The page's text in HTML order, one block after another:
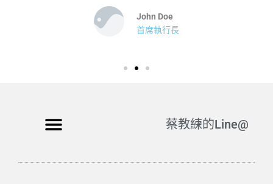
John Doe
首席執行長
蔡教練的Line@